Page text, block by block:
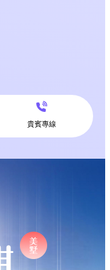
貴賓專線